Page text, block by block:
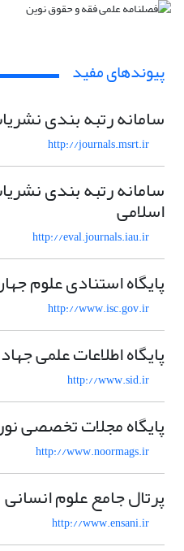
پیوندهای مفید
سامانه رتبه بندی
http://journals.msrt.ir
سامانه رتبه بندی
اسلامی
http://eval.journals.iau.ir
پایگاه استنادی علوم
http://www.isc.gov.ir
پایگاه اطلاعات علمی
http://www.sid.ir
پایگاه مجلات تخصصی
http://www.noormags.ir
پرتال جامع علوم انسانی
http://www.ensani.ir